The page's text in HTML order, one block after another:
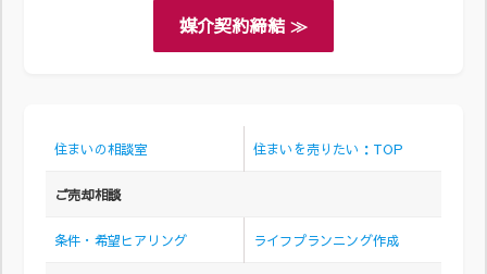
媒介契約締結 ≫
住まいの相談室 住まいを売りたい：TOP
ご売却相談
条件・希望ヒアリング ライフプランニング作成